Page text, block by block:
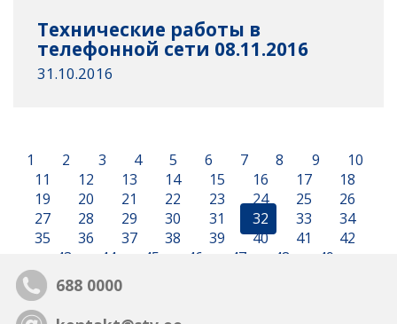
Технические работы в
телефонной сети 08.11.2016
31.10.2016
1 2 3 4 5 6 7 8 9
10
11
12 13 14 15 16 17
18
19
20 21 22 23 24 25
26
27
28 29 30 31 32 33
34
35
36 37 38 39 40 41
42
43
44 45 46 47 48 49
688 0000